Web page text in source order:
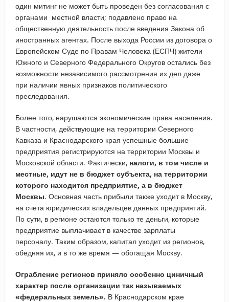
один митинг не может быть проведен без согласования с
органами местной власти; подавлено право на
общественную деятельность после введения Закона об
иностранных агентах. После выхода России из договора о
Европейском Суде по Правам Человека (ЕСПЧ) жители
Южного и Северного Федерального Округов остались без
возможности независимого рассмотрения их дел даже
при наличии явных признаков политического
преследования.
Более того, нарушаются экономические права населения.
В частности, действующие на территории Северного
Кавказа и Краснодарского края успешные большие
предприятия регистрируются на территории Москвы и
Московской области. Фактически, налоги, в том числе и
местные, идут не в бюджет субъекта, на территории
которого находится предприятие, а в бюджет
Москвы. Основная часть прибыли также уходит в Москву,
на счета юридических владельцев данных предприятий.
По сути, в регионе остаются только те деньги, которые
предприятие выплачивает в качестве зарплаты
персоналу. Таким образом, капитал уходит из регионов,
обедняя их, и в то же время — обогащая Москву.
Ограбление регионов приняло особенно циничный
характер после организации так называемых
«федеральных земель». В Краснодарском крае